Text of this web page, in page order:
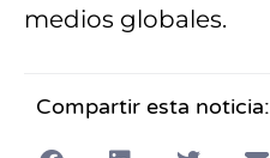
medios globales.
Compartir esta noticia: